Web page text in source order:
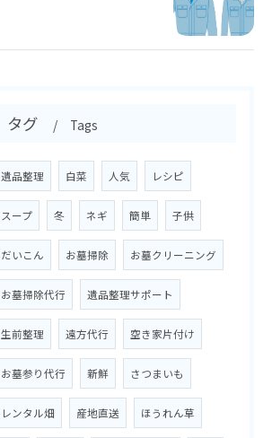
タグ Tags
遺品整理 白菜 人気 レシピ
スープ 冬 ネギ 簡単 子供
だいこん お墓掃除 お墓クリーニング
お墓掃除代行 遺品整理サポート
生前整理 遠方代行 空き家片付け
お墓参り代行 新鮮 さつまいも
レンタル畑 産地直送 ほうれん草